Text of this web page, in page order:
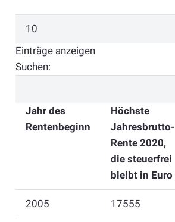
Einträge anzeigen
Suchen:
Jahr des
Rentenbeginn
Höchste
Jahresbrutto-
Rente 2020,
die steuerfrei
bleibt in Euro
2005 17555